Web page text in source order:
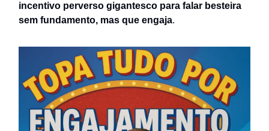
incentivo perverso gigantesco para falar besteira
sem fundamento, mas que engaja.